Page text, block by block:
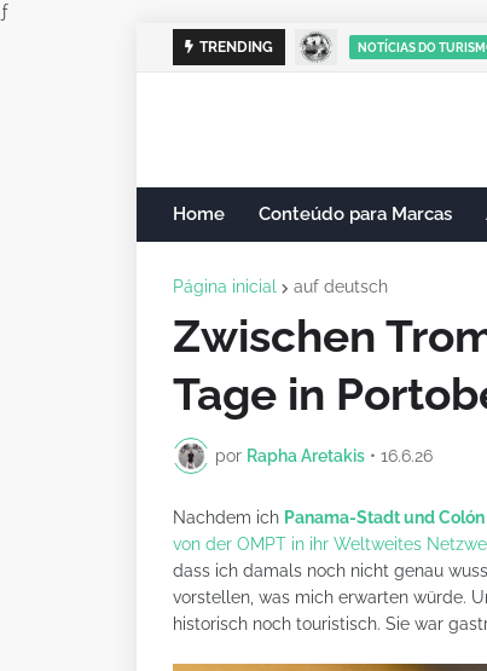
ƒ
TRENDING NOTÍCIAS DO
ANTÁRTIDA
Home Conteúdo para Marcas
Página inicial auf deutsch
Zwischen
Tage in
por Rapha Aretakis • 16.6.26
Nachdem ich Panama-Stadtund Colón
von der OMPT in ihr Weltweites
dass ich damals noch nicht genau
vorstellen, was mich erwarten würde.
historisch noch touristisch. Sie war